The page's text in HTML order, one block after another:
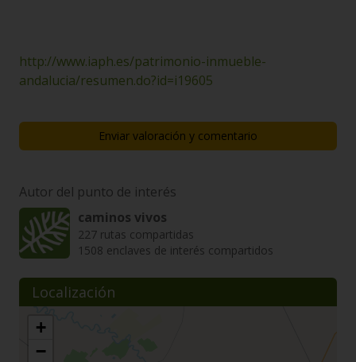
http://www.iaph.es/patrimonio-inmueble-
andalucia/resumen.do?id=i19605
Enviar valoración y comentario
Autor del punto de interés
caminos vivos
227 rutas compartidas
1508 enclaves de interés compartidos
Localización
+
−